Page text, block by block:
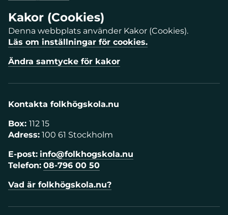
Kakor (Cookies)
Denna webbplats använder Kakor (Cookies).
Läs om inställningar för cookies.
Ändra samtycke för kakor
Kontakta folkhögskola.nu
Box: 112 15
Adress: 100 61 Stockholm
E-post: info@folkhogskola.nu
Telefon: 08-796 00 50
Vad är folkhögskola.nu?